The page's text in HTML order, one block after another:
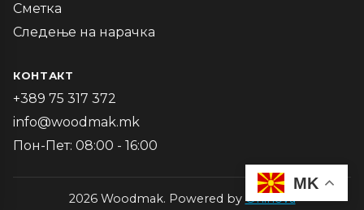
Сметка
Следење на нарачка
КОНТАКТ
+389 75 317 372
info@woodmak.mk
Пон-Пет: 08:00 - 16:00
2026 Woodmak. Powered by Oninova
MK